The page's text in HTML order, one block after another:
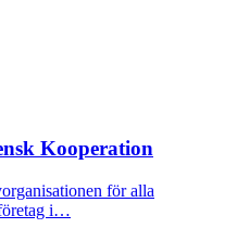
Kooperation
för alla
i…